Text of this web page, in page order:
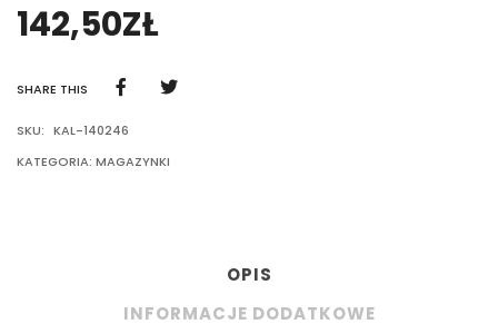
142,50ZŁ
SHARE THIS
SKU: KAL-140246
KATEGORIA: MAGAZYNKI
OPIS
INFORMACJE DODATKOWE